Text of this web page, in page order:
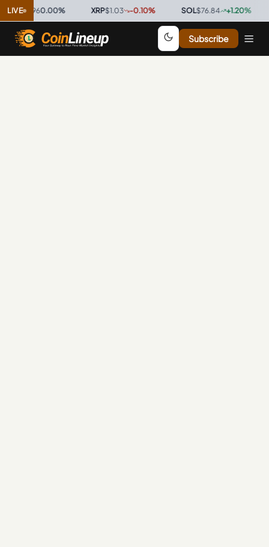
LIVE
$0.9996 0.00%· XRP$1.03 -0.10%· SOL$76.84 +1.20%·
Subscribe